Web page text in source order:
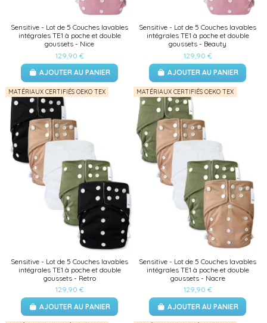
Sensitive - Lot de 5 Couches lavables
intégrales TE1 à poche et double
goussets - Nice
129,90 €
AJOUTER AU PANIER
Sensitive - Lot de 5 Couches lavables
intégrales TE1 à poche et double
goussets - Beauty
129,90 €
AJOUTER AU PANIER
MATÉRIAUX CERTIFIÉS OEKO TEX
Sensitive - Lot de 5 Couches lavables
intégrales TE1 à poche et double
goussets - Retro
129,90 €
AJOUTER AU PANIER
MATÉRIAUX CERTIFIÉS OEKO TEX
Sensitive - Lot de 5 Couches lavables
intégrales TE1 à poche et double
goussets - Nacre
129,90 €
AJOUTER AU PANIER